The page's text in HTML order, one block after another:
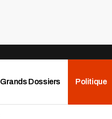
Grands Dossiers Politique